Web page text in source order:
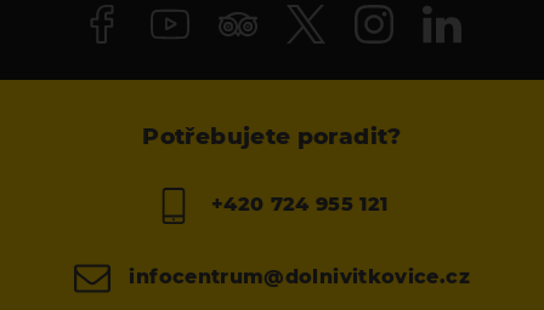
Potřebujete poradit?
+420 724 955 121
infocentrum@dolnivitkovice.cz